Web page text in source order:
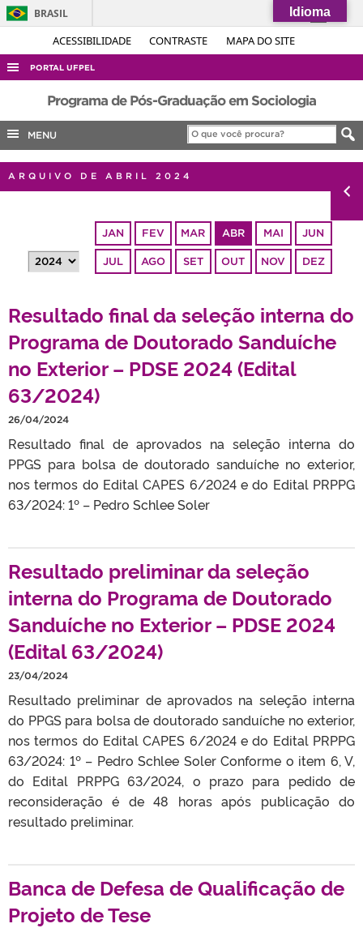
ACESSIBILIDADE CONTRASTE MAPA DO SITE
BRASIL
Simplifique!
Acesso à informação
Legislação
Canais
PORTAL UFPEL
ACESSO À INFORMAÇÃO
AUDITORIA
COBALTO
CONCURSOS
OUVIDORIA
TELEFONES
Programa de Pós-Graduação em Sociologia
MENU
ARQUIVO DE ABRIL 2024
JAN FEV MAR ABR MAI JUN
JUL AGO SET OUT NOV DEZ
Resultado final da seleção interna do
Programa de Doutorado Sanduíche
no Exterior – PDSE 2024 (Edital
63/2024)
26/04/2024
Resultado final de aprovados na seleção interna do
PPGS para bolsa de doutorado sanduíche no exterior,
nos termos do Edital CAPES 6/2024 e do Edital PRPPG
63/2024: 1º – Pedro Schlee Soler
Resultado preliminar da seleção
interna do Programa de Doutorado
Sanduíche no Exterior – PDSE 2024
(Edital 63/2024)
23/04/2024
Resultado preliminar de aprovados na seleção interna
do PPGS para bolsa de doutorado sanduíche no exterior,
nos termos do Edital CAPES 6/2024 e do Edital PRPPG
63/2024: 1º – Pedro Schlee Soler Conforme o item 6, V,
do Edital PRPPG 63/2024, o prazo para pedido de
reconsideração é de 48 horas após publicação do
resultado preliminar.
Banca de Defesa de Qualificação de
Projeto de Tese
Idioma